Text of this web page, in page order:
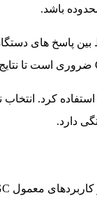
بین پاسخ های
استفاده کرد.
دارد.